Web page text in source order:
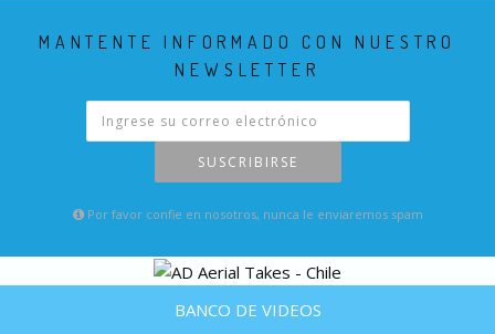
MANTENTE INFORMADO CON NUESTRO
NEWSLETTER
SUSCRIBIRSE
Por favor confie en nosotros, nunca le enviaremos spam
BANCO DE VIDEOS